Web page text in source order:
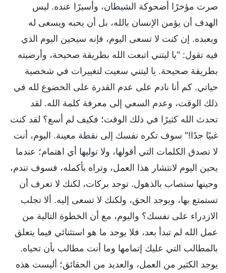
صرت مؤخرًا أضحوكة الشيطان، وأسيرًا عنده. ليس
الهدف أن يؤمن الإنسان بالله، بل أن يحبه ويسعى له
ويعبده. إن كنت لا تسعى اليوم، فإنه سيحين اليوم الذي
فيه تقول: "يا ليتني اتبعت الله بطريقة صحيحة، وأرضيته
بطريقة صحيحة. يا ليتني سعيت لتغييرات في شخصية
حياتي. كم أنا نادم على عدم القدرة على الخضوع لله في
ذلك الوقت، وعدم السعي إلى معرفة كلمة الله. لقد
تحدث الله كثيرًا في ذلك الوقت؛ فكيف لم أسع؟ لقد كنت
غبيًا جدًا!" سوف تكره نفسك إلى نقطة معينة. اليوم، أنت
لا تصدق الكلمات التي أقولها، ولا توليها أي اهتمام؛ عندما
يحين اليوم لانتشار هذا العمل، وتراه بأكمله، فسوف تندم،
وحينها ستصاب بالذهول. توجد بركات، لكنك لا تعرف أن
تستمتع بها، ويوجد الحق، ولكنك لا تسعى إليه. ألا تجلب
الازدراء على نفسك؟ واليوم، مع أن الخطوة التالية من
عمل الله لم تبدأ بعد، فلا يوجد ما هو استثنائي فيما يتعلق
بالمطالب التي عليك إتمامها وما أنت مطالب بأن تحياه.
يوجد الكثير من العمل، والعديد من الحقائق؛ أليست هذه